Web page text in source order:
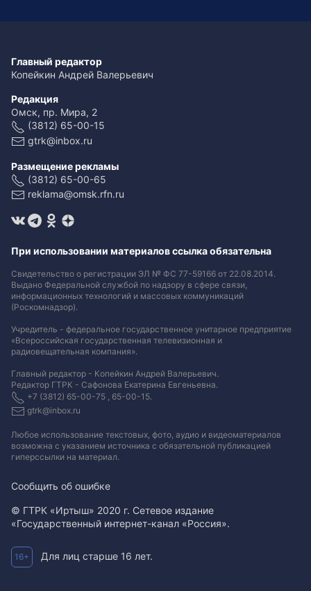
Главный редактор
Копейкин Андрей Валерьевич
Редакция
Омск, пр. Мира, 2
(3812) 65-00-15
gtrk@inbox.ru
Размещение рекламы
(3812) 65-00-65
reklama@omsk.rfn.ru
При использовании материалов ссылка обязательна
Свидетельство о регистрации ЭЛ № ФС 77-59166 от 22.08.2014.
Выдано Федеральной службой по надзору в сфере связи,
информационных технологий и массовых коммуникаций
(Роскомнадзор).
Учредитель - федеральное государственное унитарное предприятие
«Всероссийская государственная телевизионная и
радиовещательная компания».
Главный редактор - Копейкин Андрей Валерьевич.
Редактор ГТРК - Сафонова Екатерина Евгеньевна.
+7 (3812) 65-00-75 , 65-00-15.
gtrk@inbox.ru
Любое использование текстовых, фото, аудио и видеоматериалов
возможна с указанием источника с обязательной публикацией
гиперссылки на материал.
Сообщить об ошибке
© ГТРК «Иртыш» 2020 г. Сетевое издание
«Государственный интернет-канал «Россия».
16+ Для лиц старше 16 лет.